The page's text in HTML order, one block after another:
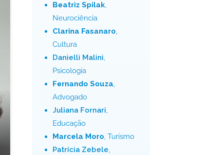
Beatriz Spilak,
Neurociência
Clarina Fasanaro,
Cultura
Danielli Malini,
Psicologia
Fernando Souza,
Advogado
Juliana Fornari,
Educação
Marcela Moro, Turismo
Patrícia Zebele,